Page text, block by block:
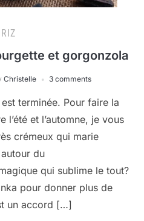
RIZ
et gorgonzola
Christelle 3 comments
terminée. Pour faire la
l’été et l’automne, je vous
crémeux qui marie
du
qui sublime le tout?
pour donner plus de
un accord […]